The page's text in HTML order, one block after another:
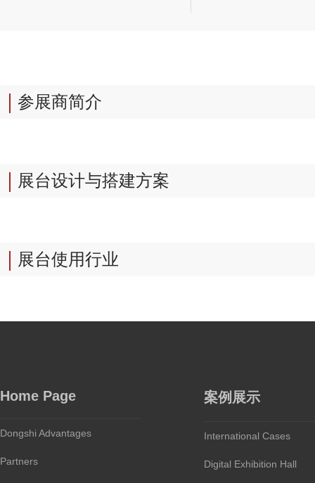
参展商简介
展台设计与搭建方案
展台使用行业
Home Page
Dongshi Advantages
Partners
案例展示
International Cases
Digital Exhibition Hall